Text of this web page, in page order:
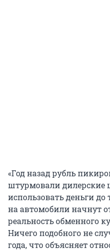
«Год назад рубль
штурмовали дилерские
использовать деньги
на автомобили начнут
реальность обменного
Ничего подобного не
года, что объясняет